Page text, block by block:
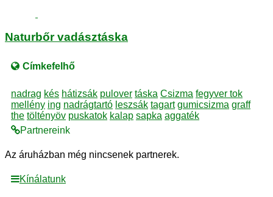
Naturbőr vadásztáska
Címkefelhő
nadrag kés hátizsák pulover táska Csizma fegyver tok
mellény ing nadrágtartó leszsák tagart gumicsizma graff
the töltényöv puskatok kalap sapka aggaték
Partnereink
Az áruházban még nincsenek partnerek.
Kínálatunk